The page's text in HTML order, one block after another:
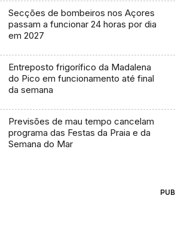
Secções de bombeiros nos Açores
passam a funcionar 24 horas por dia
em 2027
Entreposto frigorífico da Madalena
do Pico em funcionamento até final
da semana
Previsões de mau tempo cancelam
programa das Festas da Praia e da
Semana do Mar
PUB